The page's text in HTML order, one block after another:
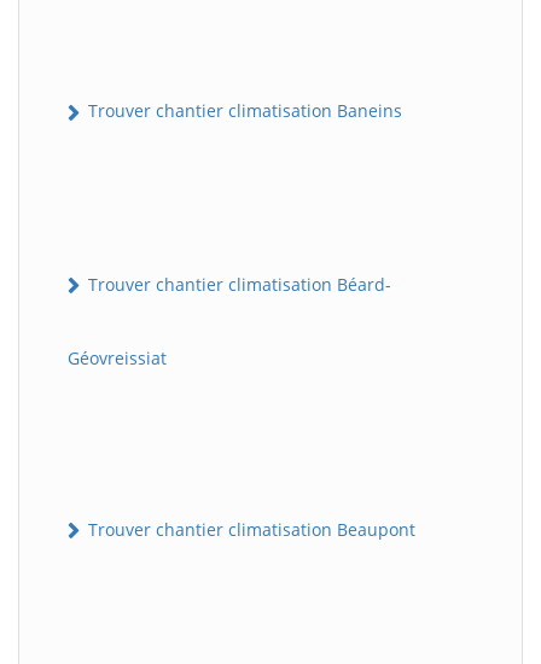
Trouver chantier climatisation Baneins
Trouver chantier climatisation Béard-
Géovreissiat
Trouver chantier climatisation Beaupont